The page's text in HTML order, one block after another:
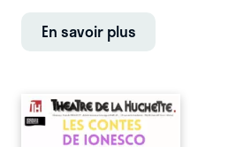
En savoir plus